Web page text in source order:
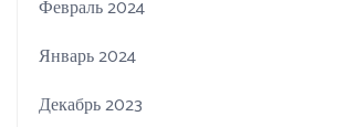
Февраль 2024
Январь 2024
Декабрь 2023